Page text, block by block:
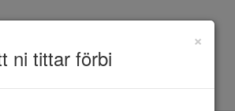
ni tittar förbi
×